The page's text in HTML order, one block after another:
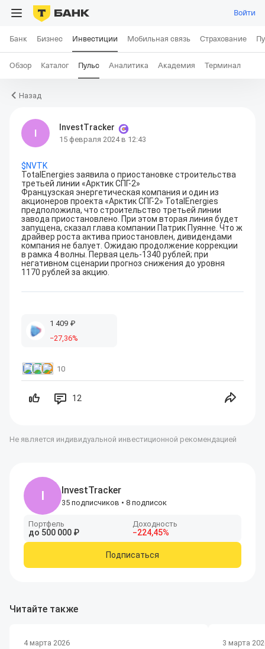
Войти
Банк Бизнес Инвестиции Мобильная связь Страхование
Обзор Каталог Пульс Аналитика Академия Терминал
Назад
I
InvestTracker
15 февраля 2024 в 12:43
$NVTK
TotalEnergies заявила о приостановке строительства
третьей линии «Арктик СПГ-2»
Французская энергетическая компания и один из
акционеров проекта «Арктик СПГ-2» TotalEnergies
предположила, что строительство третьей линии
завода приостановлено. При этом вторая линия будет
запущена, сказал глава компании Патрик Пуянне. Что ж
драйвер роста актива приостановлен, дивидендами
компания не балует. Ожидаю продолжение коррекции
в рамка 4 волны. Первая цель-1340 рублей; при
негативном сценарии прогноз снижения до уровня
1170 рублей за акцию.
1 409 ₽
−27,36%
10
12
Не является индивидуальной инвестиционной рекомендацией
I InvestTracker
35 подписчиков • 8 подписок
Портфель
до 500 000 ₽
Доходность
−224,45%
Подписаться
Читайте также
4 марта 2026 3 марта